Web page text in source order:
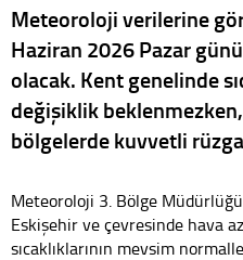
Meteoroloji verilerine
Haziran 2026 Pazar
olacak. Kent genelinde
değişiklik
bölgelerde kuvvetli
Meteoroloji 3. Bölge
Eskişehir ve çevresinde hava
sıcaklıklarının mevsim